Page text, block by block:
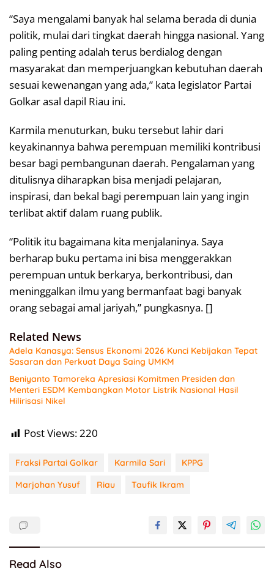
“Saya mengalami banyak hal selama berada di dunia
politik, mulai dari tingkat daerah hingga nasional. Yang
paling penting adalah terus berdialog dengan
masyarakat dan memperjuangkan kebutuhan daerah
sesuai kewenangan yang ada,” kata legislator Partai
Golkar asal dapil Riau ini.
Karmila menuturkan, buku tersebut lahir dari
keyakinannya bahwa perempuan memiliki kontribusi
besar bagi pembangunan daerah. Pengalaman yang
ditulisnya diharapkan bisa menjadi pelajaran,
inspirasi, dan bekal bagi perempuan lain yang ingin
terlibat aktif dalam ruang publik.
“Politik itu bagaimana kita menjalaninya. Saya
berharap buku pertama ini bisa menggerakkan
perempuan untuk berkarya, berkontribusi, dan
meninggalkan ilmu yang bermanfaat bagi banyak
orang sebagai amal jariyah,” pungkasnya. []
Related News
Adela Kanasya: Sensus Ekonomi 2026 Kunci Kebijakan Tepat
Sasaran dan Perkuat Daya Saing UMKM
Beniyanto Tamoreka Apresiasi Komitmen Presiden dan
Menteri ESDM Kembangkan Motor Listrik Nasional Hasil
Hilirisasi Nikel
Post Views:220
Fraksi Partai Golkar Karmila Sari
KPPG
Marjohan Yusuf
Riau Taufik Ikram
Read Also